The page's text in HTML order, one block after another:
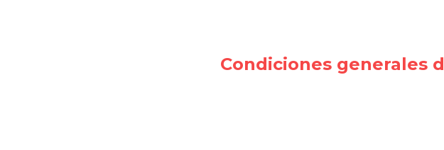
Condiciones generales